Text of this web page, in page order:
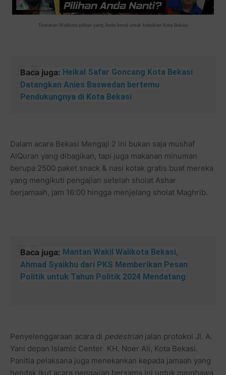
Tentukan Walikota pilihan yang Anda kenal untuk kebaikan Kota Bekasi
Baca juga: Heikal Safar Goncang Kota Bekasi
Datangkan Anies Baswedan bertemu
Pendukungnya di Kota Bekasi
Dalam acara Bekasi Mengaji 2 ini bukan saja mushaf
AlQuran yang dibagikan, tapi juga makanan minuman
berupa 2500 paket snack & nasi kotak gratis buat mereka
yang mengikuti pengajian setelah sholat Ashar
berjamaah, jam 16:00 hingga menjelang sholat Maghrib.
Baca juga: Mantan Wakil Walikota Bekasi,
Ahmad Syaikhu dari PKS Memberikan Pesan
Politik untuk Tahun Politik 2024 Mendatang
Penyelenggaraan acara di pedestrian jalan protokol Jl. A.
Yani depan Islamic Center KH. Noer Ali, Kota Bekasi.
Panitia pelaksana juga menekankan kepada jamaah yang
hendak ikut acara pengajian bersama ini untuk membawa